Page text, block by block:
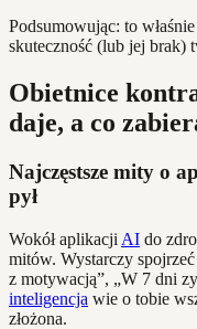
Podsumowując: to właśnie
skuteczność (lub jej brak)
Obietnice
daje, a co
Najczęstsze mity o
pył
Wokół aplikacji AI do
mitów. Wystarczy
z motywacją”, „W 7 dni
inteligencja wie o tobie
złożona.